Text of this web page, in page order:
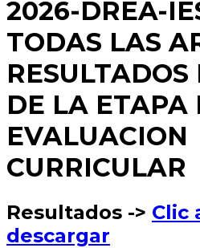
2026-DREA-
TODAS LAS
DE LA ETAPA
EVALUACION
CURRICULAR
Resultados -> Clic
descargar